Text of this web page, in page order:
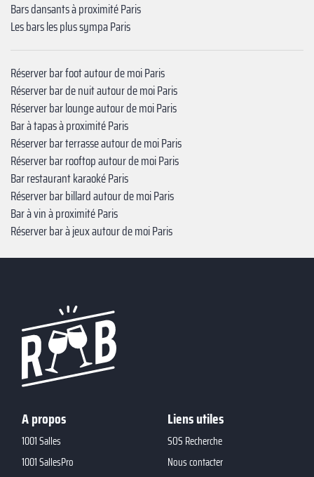
Bars dansants à proximité Paris
Les bars les plus sympa Paris
Réserver bar foot autour de moi Paris
Réserver bar de nuit autour de moi Paris
Réserver bar lounge autour de moi Paris
Bar à tapas à proximité Paris
Réserver bar terrasse autour de moi Paris
Réserver bar rooftop autour de moi Paris
Bar restaurant karaoké Paris
Réserver bar billard autour de moi Paris
Bar à vin à proximité Paris
Réserver bar à jeux autour de moi Paris
A propos
1001 Salles
1001 SallesPro
Liens utiles
SOS Recherche
Nous contacter